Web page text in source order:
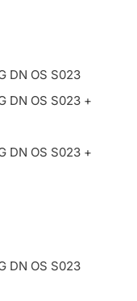
DN OS S023
DN OS S023 +
DN OS S023 +
DN OS S023